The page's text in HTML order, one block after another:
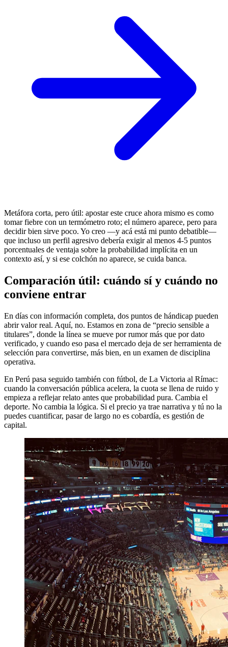
Metáfora corta, pero útil: apostar este cruce ahora mismo es como
tomar fiebre con un termómetro roto; el número aparece, pero para
decidir bien sirve poco. Yo creo —y acá está mi punto debatible—
que incluso un perfil agresivo debería exigir al menos 4-5 puntos
porcentuales de ventaja sobre la probabilidad implícita en un
contexto así, y si ese colchón no aparece, se cuida banca.
Comparación útil: cuándo sí y cuándo no
conviene entrar
En días con información completa, dos puntos de hándicap pueden
abrir valor real. Aquí, no. Estamos en zona de “precio sensible a
titulares”, donde la línea se mueve por rumor más que por dato
verificado, y cuando eso pasa el mercado deja de ser herramienta de
selección para convertirse, más bien, en un examen de disciplina
operativa.
En Perú pasa seguido también con fútbol, de La Victoria al Rímac:
cuando la conversación pública acelera, la cuota se llena de ruido y
empieza a reflejar relato antes que probabilidad pura. Cambia el
deporte. No cambia la lógica. Si el precio ya trae narrativa y tú no la
puedes cuantificar, pasar de largo no es cobardía, es gestión de
capital.